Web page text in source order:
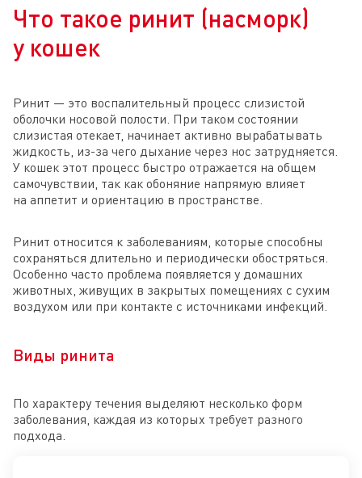
Что такое ринит (насморк)
у кошек
Ринит — это воспалительный процесс слизистой
оболочки носовой полости. При таком состоянии
слизистая отекает, начинает активно вырабатывать
жидкость, из-за чего дыхание через нос затрудняется.
У кошек этот процесс быстро отражается на общем
самочувствии, так как обоняние напрямую влияет
на аппетит и ориентацию в пространстве.
Ринит относится к заболеваниям, которые способны
сохраняться длительно и периодически обостряться.
Особенно часто проблема появляется у домашних
животных, живущих в закрытых помещениях с сухим
воздухом или при контакте с источниками инфекций.
Виды ринита
По характеру течения выделяют несколько форм
заболевания, каждая из которых требует разного
подхода.